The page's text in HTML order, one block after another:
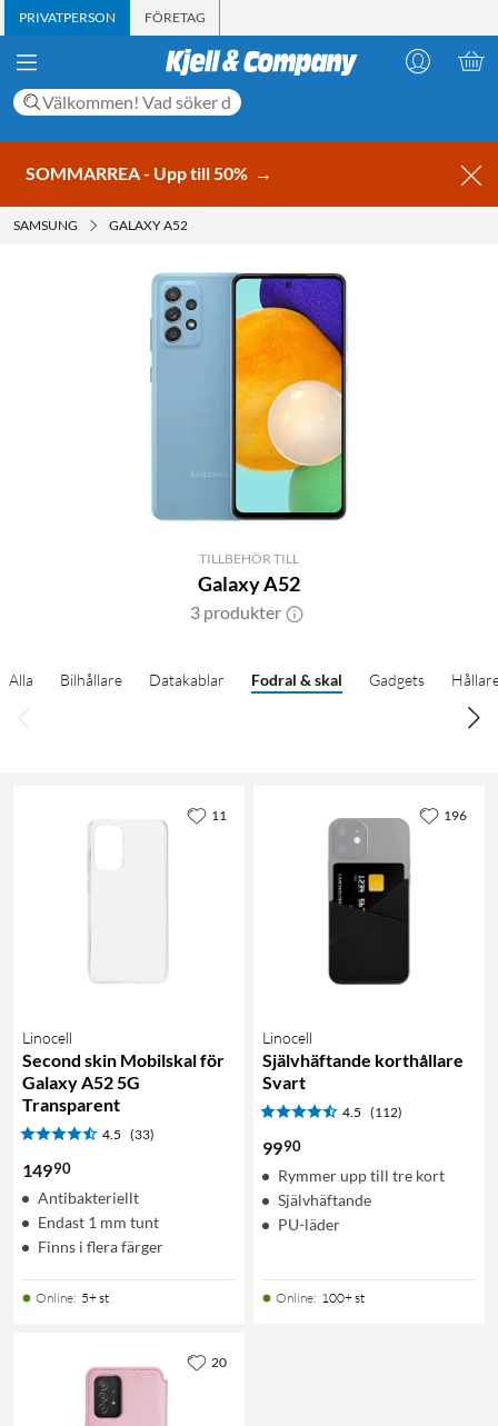
PRIVATPERSON FÖRETAG
SOMMARREA - Upp till 50% →
SAMSUNG GALAXY A52
TILLBEHÖR TILL
Galaxy A52
3 produkter
Alla Bilhållare Datakablar Fodral & skal Gadgets
Linocell
Second skin Mobilskal för
Galaxy A52 5G
Transparent
4.5 (33)
14990
Antibakteriellt
Endast 1 mm tunt
Finns i flera färger
Online: 5+ st
11
Linocell
Självhäftande korthållare
Svart
4.5 (112)
9990
Rymmer upp till tre kort
Självhäftande
PU-läder
Online: 100+ st
196
20